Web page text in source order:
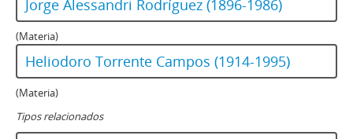
159 - Revista Ercilla. Año XXXIV, Nº 1754
162 - Revista Ercilla. Año XXXIV, Nº 1760
Jorge Alessandri Rodríguez (1896-1986)
(Materia)
Heliodoro Torrente Campos (1914-1995)
(Materia)
Tipos relacionados